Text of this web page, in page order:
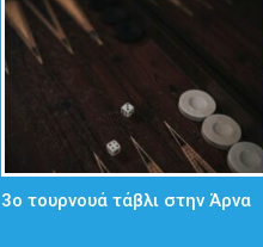
3ο τουρνουά τάβλι στην Άρνα